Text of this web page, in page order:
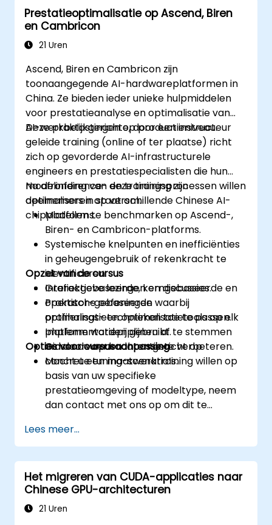
Prestatieoptimalisatie op Ascend, Biren
en Cambricon
21 Uren
Ascend, Biren en Cambricon zijn
toonaangegende AI-hardwareplatformen in
China. Ze bieden ieder unieke hulpmiddelen
voor prestatieanalyse en optimalisatie van
AI-werkbelastingen op productieniveau.
Deze praktijkgerichte, door een instructeur
geleide training (online of ter plaatse) richt
zich op gevorderde AI-infrastructurele
engineers en prestatiespecialisten die hun
modelinference- en trainingsprocessen willen
optimaliseren op verschillende Chinese AI-
chipplatforms.
Na afronding van deze training zijn
deelnemers in staat om:
Modellen te benchmarken op Ascend-,
Biren- en Cambricon-platforms.
Systemische knelpunten en inefficiënties
in geheugengebruik of rekenkracht te
identificeren.
Grafiekgebaseerde, kerngebaseerde en
operator-gebaseerde
optimalisatietechnieken toe te passen.
Implementatiepijplijnen af te stemmen
om doorvoer en latentie te verbeteren.
Opzet van de cursus
Interactieve lezingen en discussies.
Praktische oefeningen waarbij
profilerings- en optimalisatietools op elk
platform worden gebruikt.
Gidsende opdrachten gericht op
concrete tuning-scenario’s.
Opties voor cursusaanpassing
Mocht u een maatwerktraining willen op
basis van uw specifieke
prestatieomgeving of modeltype, neem
dan contact met ons op om dit te
Lees meer...
Het migreren van CUDA-applicaties naar
Chinese GPU-architecturen
21 Uren